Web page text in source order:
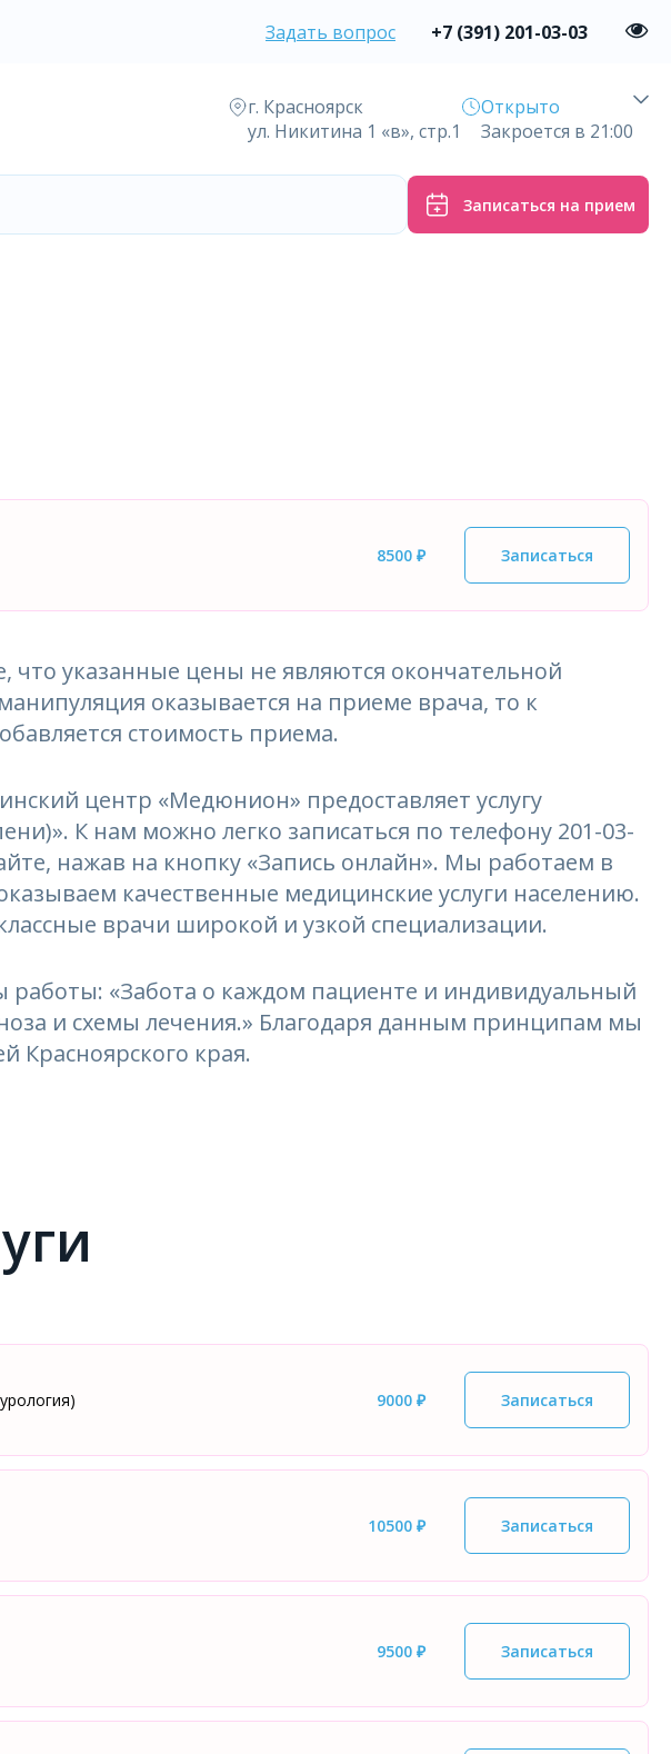
Задать вопрос +7 (391) 201-03-03
г. Красноярск
ул. Никитина 1 «в», стр.1
Открыто
Закроется в 21:00
Записаться на прием
8500 ₽ Записаться
указанные цены не являются окончательной
оказывается на приеме врача, то к
стоимость приема.
центр «Медюнион» предоставляет услугу
К нам можно легко записаться по телефону 201-03-
нажав на кнопку «Запись онлайн». Мы работаем в
качественные медицинские услуги населению.
врачи широкой и узкой специализации.
«Забота о каждом пациенте и индивидуальный
и схемы лечения.» Благодаря данным принципам мы
Красноярского края.
9000 ₽ Записаться
10500 ₽ Записаться
9500 ₽ Записаться